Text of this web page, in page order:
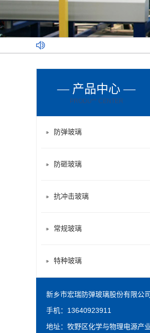
— 产品中心 —
PRODU** CENTER
防弹玻璃
防砸玻璃
抗冲击玻璃
常规玻璃
特种玻璃
新乡市宏瑞防弹玻璃股份有限公司
手机：13640923911
地址：牧野区化学与物理电源产